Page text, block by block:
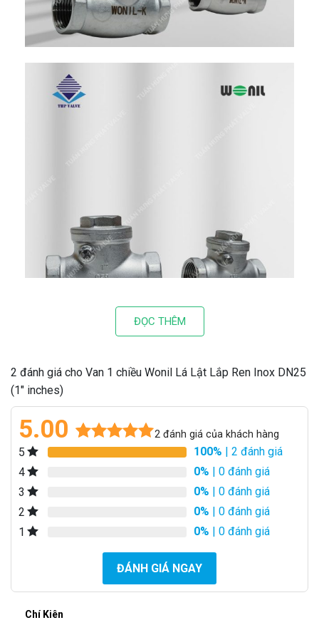
ĐỌC THÊM
2 đánh giá cho Van 1 chiều Wonil Lá Lật Lắp Ren Inox DN25
(1″ inches)
5.00 2 đánh giá của khách hàng
5 100% | 2 đánh giá
4
0% | 0 đánh giá
3
0% | 0 đánh giá
2
0% | 0 đánh giá
1
0% | 0 đánh giá
ĐÁNH GIÁ NGAY
Chí Kiên